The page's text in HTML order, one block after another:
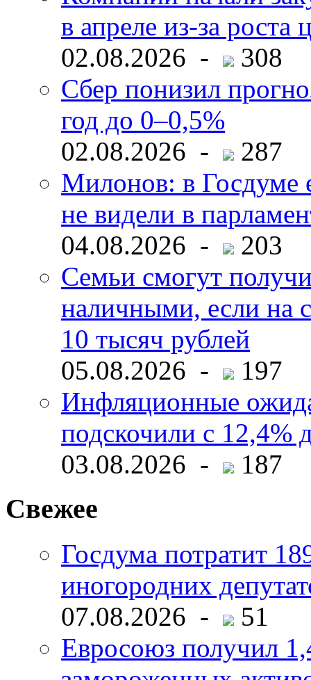
в апреле из-за роста
02.08.2026 -
308
Сбер понизил
год до 0–0,5%
02.08.2026 -
287
Милонов: в Госдуме
не видели в
04.08.2026 -
203
Семьи смогут
наличными, если на
10 тысяч рублей
05.08.2026 -
197
Инфляционные
подскочили с 12,4%
03.08.2026 -
187
Свежее
Госдума потратит
иногородних
07.08.2026 -
51
Евросоюз получил